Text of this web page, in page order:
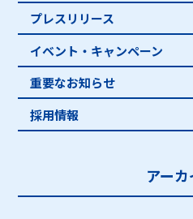
プレスリリース
イベント・キャンペーン
重要なお知らせ
採用情報
アー